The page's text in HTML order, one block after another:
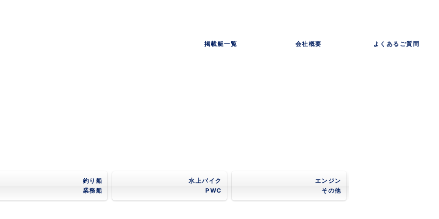
掲載艇一覧 会社概要 よくあるご質問
釣り船
業務船
水上バイク
PWC
エンジン
その他